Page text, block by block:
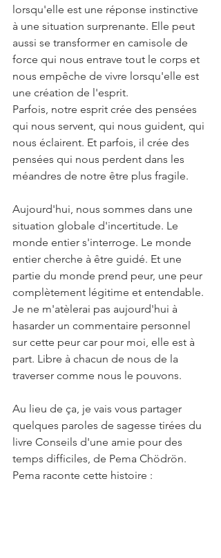
lorsqu'elle est une réponse instinctive
à une situation surprenante. Elle peut
aussi se transformer en camisole de
force qui nous entrave tout le corps et
nous empêche de vivre lorsqu'elle est
une création de l'esprit.
Parfois, notre esprit crée des pensées
qui nous servent, qui nous guident, qui
nous éclairent. Et parfois, il crée des
pensées qui nous perdent dans les
méandres de notre être plus fragile.
Aujourd'hui, nous sommes dans une
situation globale d'incertitude. Le
monde entier s'interroge. Le monde
entier cherche à être guidé. Et une
partie du monde prend peur, une peur
complètement légitime et entendable.
Je ne m'atèlerai pas aujourd'hui à
hasarder un commentaire personnel
sur cette peur car pour moi, elle est à
part. Libre à chacun de nous de la
traverser comme nous le pouvons.
Au lieu de ça, je vais vous partager
quelques paroles de sagesse tirées du
livre Conseils d'une amie pour des
temps difficiles, de Pema Chödrön.
Pema raconte cette histoire :